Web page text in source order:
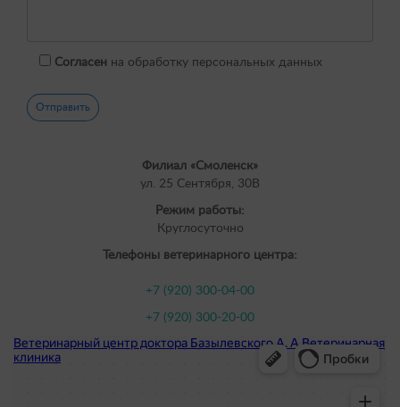
Согласен на обработку персональных данных
Филиал «Смоленск»
ул. 25 Сентября, 30В
Режим работы:
Круглосуточно
Телефоны ветеринарного центра:
+7 (920) 300-04-00
+7 (920) 300-20-00